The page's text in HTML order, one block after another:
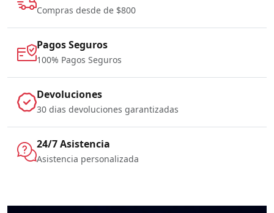
Compras desde de $800
Pagos Seguros
100% Pagos Seguros
Devoluciones
30 dias devoluciones garantizadas
24/7 Asistencia
Asistencia personalizada